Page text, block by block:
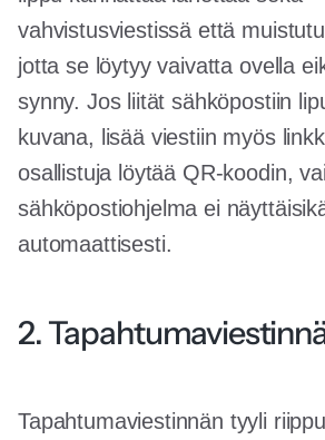
vahvistusviestissä että
jotta se löytyy vaivatta ovella
synny. Jos liität sähköpostiin
kuvana, lisää viestiin myös
osallistuja löytää QR-koodin,
sähköpostiohjelma ei
automaattisesti.
2.
Tapahtumaviestinnän tyyli